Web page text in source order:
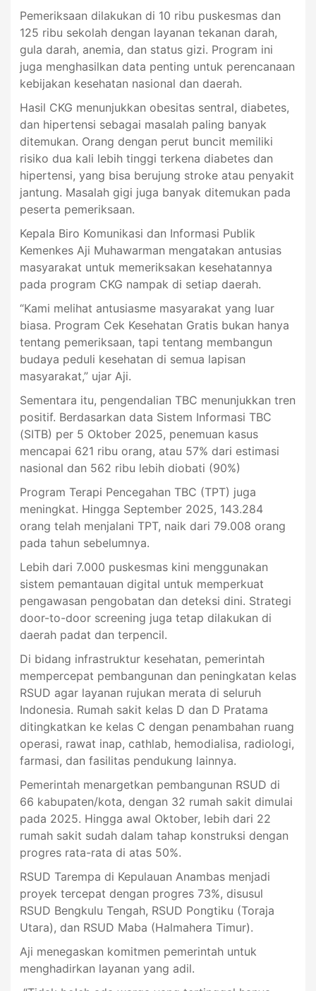
Pemeriksaan dilakukan di 10 ribu puskesmas dan
125 ribu sekolah dengan layanan tekanan darah,
gula darah, anemia, dan status gizi. Program ini
juga menghasilkan data penting untuk perencanaan
kebijakan kesehatan nasional dan daerah.
Hasil CKG menunjukkan obesitas sentral, diabetes,
dan hipertensi sebagai masalah paling banyak
ditemukan. Orang dengan perut buncit memiliki
risiko dua kali lebih tinggi terkena diabetes dan
hipertensi, yang bisa berujung stroke atau penyakit
jantung. Masalah gigi juga banyak ditemukan pada
peserta pemeriksaan.
Kepala Biro Komunikasi dan Informasi Publik
Kemenkes Aji Muhawarman mengatakan antusias
masyarakat untuk memeriksakan kesehatannya
pada program CKG nampak di setiap daerah.
“Kami melihat antusiasme masyarakat yang luar
biasa. Program Cek Kesehatan Gratis bukan hanya
tentang pemeriksaan, tapi tentang membangun
budaya peduli kesehatan di semua lapisan
masyarakat,” ujar Aji.
Sementara itu, pengendalian TBC menunjukkan tren
positif. Berdasarkan data Sistem Informasi TBC
(SITB) per 5 Oktober 2025, penemuan kasus
mencapai 621 ribu orang, atau 57% dari estimasi
nasional dan 562 ribu lebih diobati (90%)
Program Terapi Pencegahan TBC (TPT) juga
meningkat. Hingga September 2025, 143.284
orang telah menjalani TPT, naik dari 79.008 orang
pada tahun sebelumnya.
Lebih dari 7.000 puskesmas kini menggunakan
sistem pemantauan digital untuk memperkuat
pengawasan pengobatan dan deteksi dini. Strategi
door-to-door screening juga tetap dilakukan di
daerah padat dan terpencil.
Di bidang infrastruktur kesehatan, pemerintah
mempercepat pembangunan dan peningkatan kelas
RSUD agar layanan rujukan merata di seluruh
Indonesia. Rumah sakit kelas D dan D Pratama
ditingkatkan ke kelas C dengan penambahan ruang
operasi, rawat inap, cathlab, hemodialisa, radiologi,
farmasi, dan fasilitas pendukung lainnya.
Pemerintah menargetkan pembangunan RSUD di
66 kabupaten/kota, dengan 32 rumah sakit dimulai
pada 2025. Hingga awal Oktober, lebih dari 22
rumah sakit sudah dalam tahap konstruksi dengan
progres rata-rata di atas 50%.
RSUD Tarempa di Kepulauan Anambas menjadi
proyek tercepat dengan progres 73%, disusul
RSUD Bengkulu Tengah, RSUD Pongtiku (Toraja
Utara), dan RSUD Maba (Halmahera Timur).
Aji menegaskan komitmen pemerintah untuk
menghadirkan layanan yang adil.